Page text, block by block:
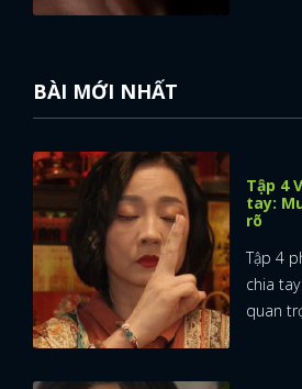
BÀI MỚI NHẤT
Tập 4
tay:
rõ
Tập 4
chia
quan